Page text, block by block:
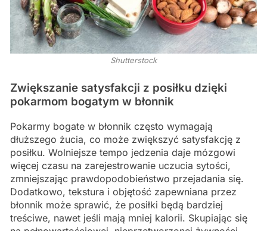
Shutterstock
Zwiększanie satysfakcji z posiłku dzięki
pokarmom bogatym w błonnik
Pokarmy bogate w błonnik często wymagają
dłuższego żucia, co może zwiększyć satysfakcję z
posiłku. Wolniejsze tempo jedzenia daje mózgowi
więcej czasu na zarejestrowanie uczucia sytości,
zmniejszając prawdopodobieństwo przejadania się.
Dodatkowo, tekstura i objętość zapewniana przez
błonnik może sprawić, że posiłki będą bardziej
treściwe, nawet jeśli mają mniej kalorii. Skupiając się